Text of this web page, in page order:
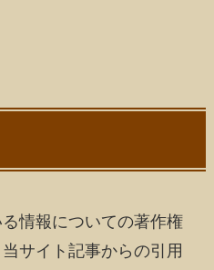
情報についての著作権
サイト記事からの引用